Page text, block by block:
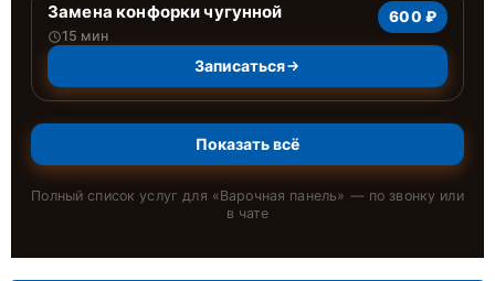
Замена конфорки чугунной
15 мин
600 ₽
Записаться
Показать всё
Полный список услуг для «Варочная панель» — по звонку или
в чате